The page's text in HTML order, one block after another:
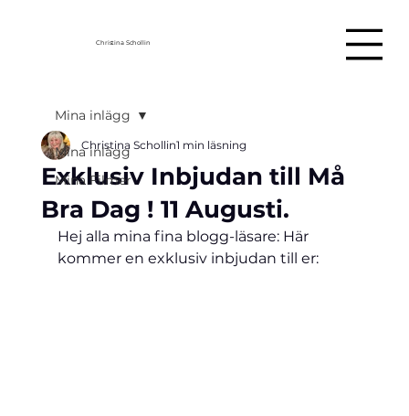
Christina Schollin
Mina inlägg
Mina Filmer
Mina inlägg
Exklusiv Inbjudan till Må
Bra Dag ! 11 Augusti.
Christina Schollin1 min läsning
Hej alla mina fina blogg-läsare: Här
kommer en exklusiv inbjudan till er: